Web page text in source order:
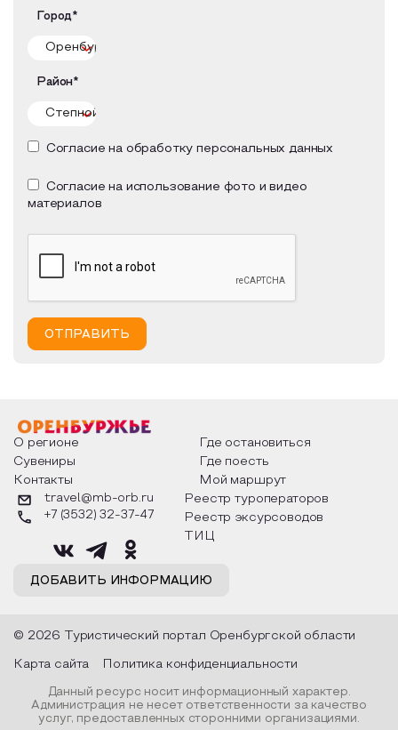
Город*
Район*
Согласие на обработку персональных данных
Согласие на использование фото и видео
материалов
ОТПРАВИТЬ
О регионе
Где остановиться
Сувениры
Где поесть
Контакты
Мой маршрут
ДОБАВИТЬ ИНФОРМАЦИЮ
travel@mb-orb.ru
+7 (3532) 32-37-47
Реестр туроператоров
Реестр эксурсоводов
ТИЦ
© 2026 Туристический портал Оренбургской области
Карта сайта Политика конфиденциальности
Данный ресурс носит информационный характер.
Администрация не несет ответственности за качество
услуг, предоставленных сторонними организациями.